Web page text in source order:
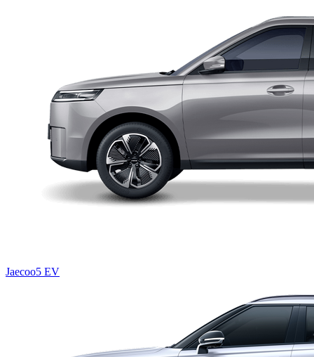
Jaecoo5 EV